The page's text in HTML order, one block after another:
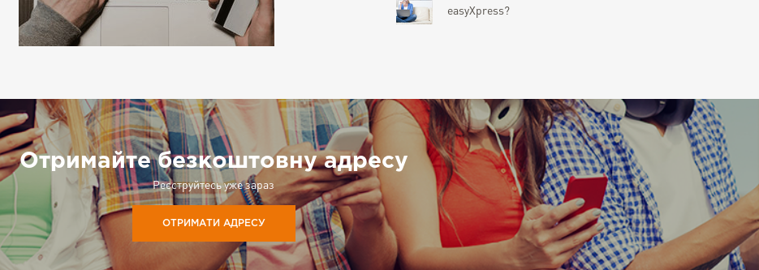
easyXpress?
Отримайте безкоштовну адресу
Реєструйтесь уже зараз
ОТРИМАТИ АДРЕСУ